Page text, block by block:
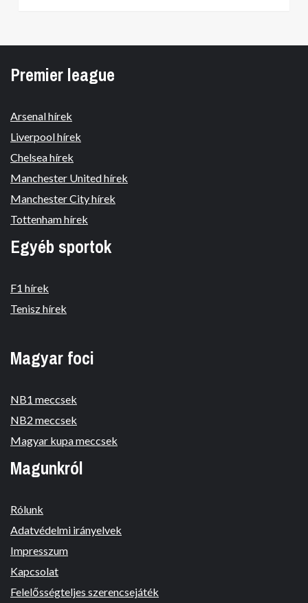
Premier league
Arsenal hírek
Liverpool hírek
Chelsea hírek
Manchester United hírek
Manchester City hírek
Tottenham hírek
Egyéb sportok
F1 hírek
Tenisz hírek
Magyar foci
NB1 meccsek
NB2 meccsek
Magyar kupa meccsek
Magunkról
Rólunk
Adatvédelmi irányelvek
Impresszum
Kapcsolat
Felelősségteljes szerencsejáték